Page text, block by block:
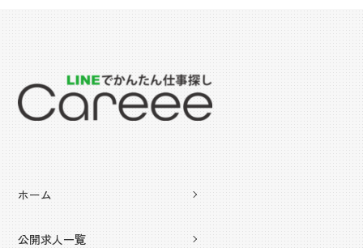
ホーム
公開求人一覧